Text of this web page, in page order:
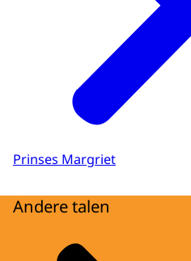
Prinses Margriet
Andere talen